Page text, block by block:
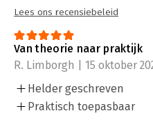
Standaarden. In dit boek zijn
van de KNVI IG Open
Lees ons recensiebeleid
Van theorie naar praktijk
R. Limborgh | 15 oktober
Helder geschreven
Praktisch toepasbaar